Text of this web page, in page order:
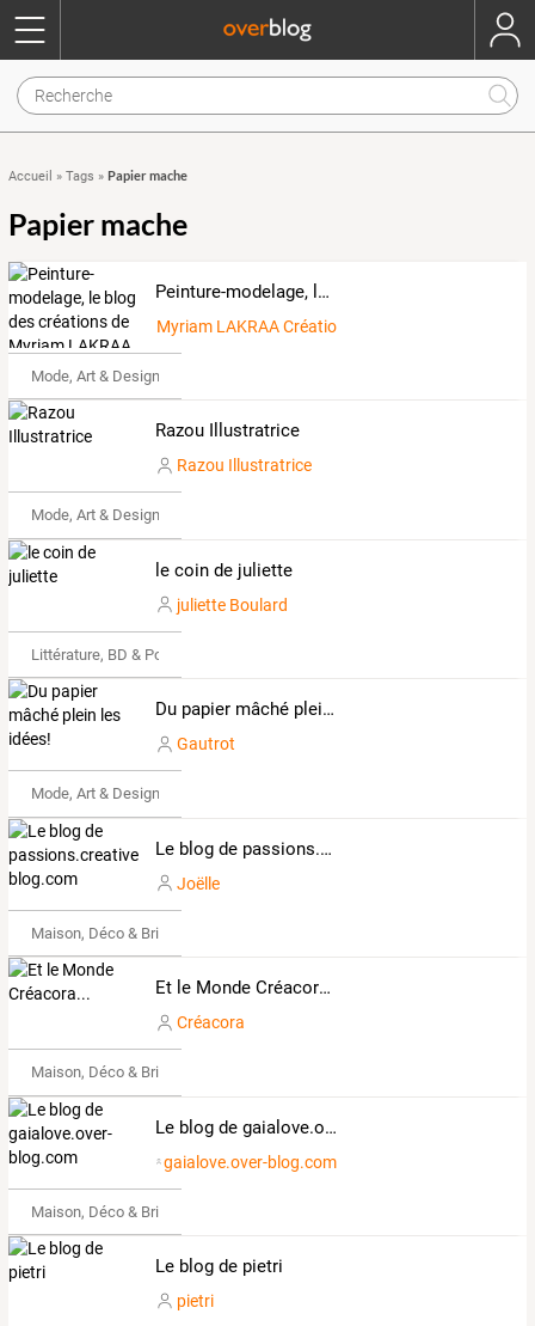
Accueil » Tags » Papier mache
Papier mache
Peinture-modelage, le blog des créations de Myriam LAKRAA
Myriam LAKRAA Créations
Mode, Art & Design
Razou Illustratrice
Razou Illustratrice
Mode, Art & Design
le coin de juliette
juliette Boulard
Littérature, BD & Poésie
Du papier mâché plein les idées!
Gautrot
Mode, Art & Design
Le blog de passions.creatives.de.joelle.over-blog.com
Joëlle
Maison, Déco & Bricolage
Et le Monde Créacora...
Créacora
Maison, Déco & Bricolage
Le blog de gaialove.over-blog.com
gaialove.over-blog.com
Maison, Déco & Bricolage
Le blog de pietri
pietri